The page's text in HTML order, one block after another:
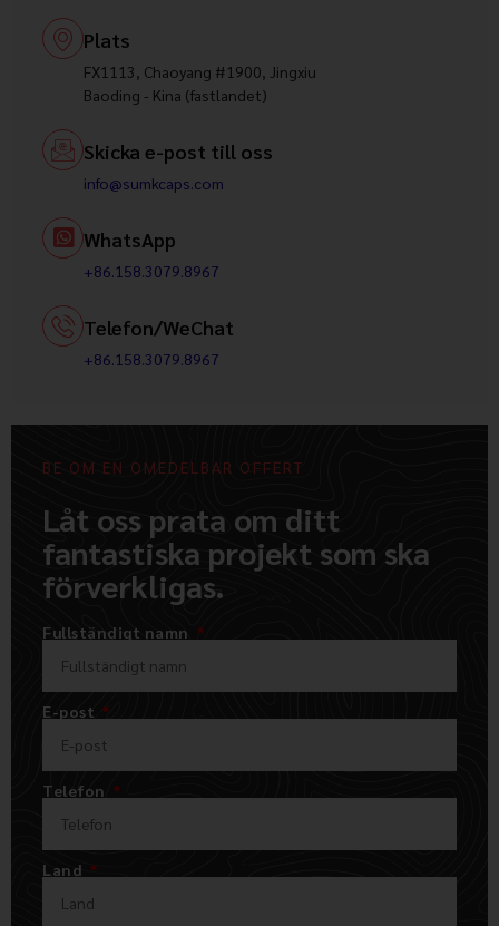
Plats
FX1113, Chaoyang #1900, Jingxiu
Baoding - Kina (fastlandet)
Skicka e-post till oss
info@sumkcaps.com
WhatsApp
+86.158.3079.8967
Telefon/WeChat
+86.158.3079.8967
BE OM EN OMEDELBAR OFFERT
Låt oss prata om ditt
fantastiska projekt som ska
förverkligas.
Fullständigt namn
E-post
Telefon
Land